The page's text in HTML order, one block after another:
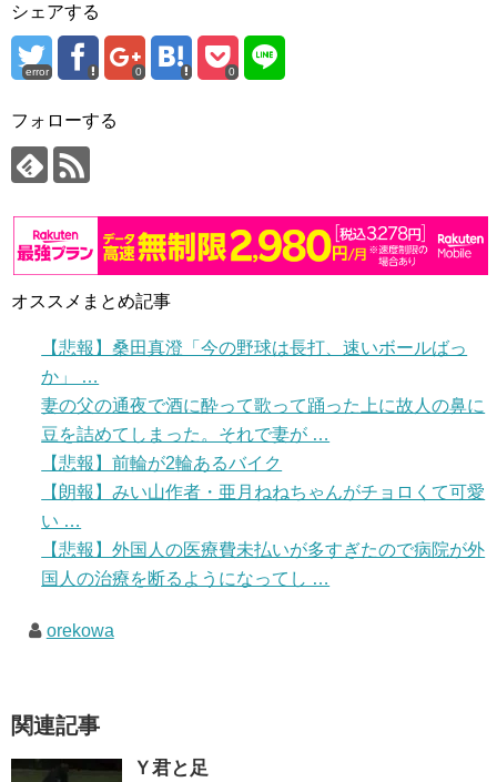
シェアする
error 0 0
フォローする
オススメまとめ記事
【悲報】桑田真澄「今の野球は長打、速いボールばっ
か」 …
妻の父の通夜で酒に酔って歌って踊った上に故人の鼻に
豆を詰めてしまった。それで妻が …
【悲報】前輪が2輪あるバイク
【朗報】みい山作者・亜月ねねちゃんがチョロくて可愛
い …
【悲報】外国人の医療費未払いが多すぎたので病院が外
国人の治療を断るようになってし …
orekowa
関連記事
Ｙ君と足